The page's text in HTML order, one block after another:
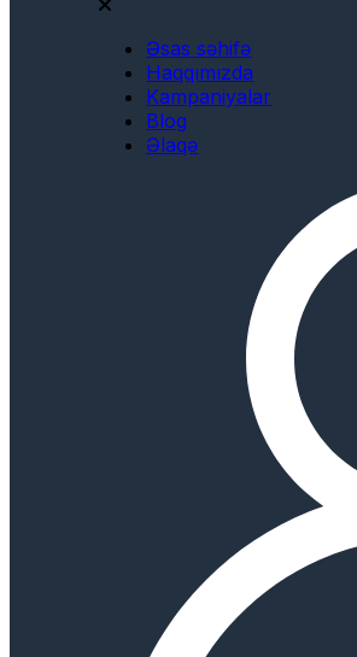
Əsas səhifə
Haqqımızda
Kampaniyalar
Blog
Əlaqə